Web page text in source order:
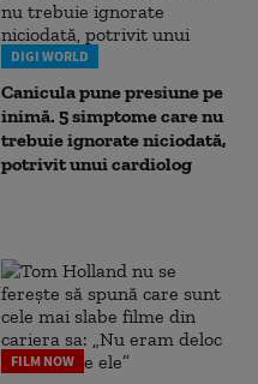
DIGI WORLD
Canicula pune presiune pe
inimă. 5 simptome care nu
trebuie ignorate niciodată,
potrivit unui cardiolog
FILM NOW